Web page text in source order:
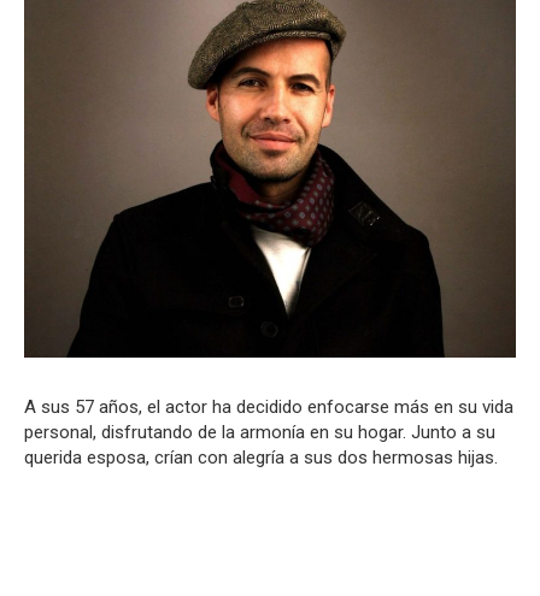
A sus 57 años, el actor ha decidido enfocarse más en su vida
personal, disfrutando de la armonía en su hogar. Junto a su
querida esposa, crían con alegría a sus dos hermosas hijas.